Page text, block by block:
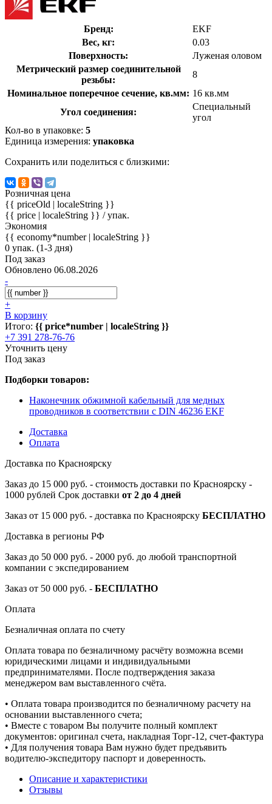
Бренд:
EKF
Вес, кг:
0.03
Поверхность:
Луженая оловом
Метрический размер соединительной
резьбы:
8
Номинальное поперечное сечение, кв.мм: 16 кв.мм
Угол соединения:
Специальный
угол
Кол-во в упаковке: 5
Единица измерения: упаковка
Сохранить или поделиться с близкими:
Розничная цена
{{ priceOld | localeString }}
{{ price | localeString }} / упак.
Экономия
{{ economy*number | localeString }}
0 упак. (1-3 дня)
Под заказ
Обновлено 06.08.2026
-
+
В корзину
Итого: {{ price*number | localeString }}
+7 391 278-76-76
Уточнить цену
Под заказ
Подборки товаров:
Наконечник обжимной кабельный для медных
проводников в соответствии с DIN 46236 EKF
Доставка
Оплата
Доставка по Красноярску
Заказ до 15 000 руб. - стоимость доставки по Красноярску -
1000 рублей Срок доставки от 2 до 4 дней
Заказ от 15 000 руб. - доставка по Красноярску БЕСПЛАТНО
Доставка в регионы РФ
Заказ до 50 000 руб. - 2000 руб. до любой транспортной
компании с экспедированием
Заказ от 50 000 руб. - БЕСПЛАТНО
Оплата
Безналичная оплата по счету
Оплата товара по безналичному расчёту возможна всеми
юридическими лицами и индивидуальными
предпринимателями. После подтверждения заказа
менеджером вам выставленного счёта.
• Оплата товара производится по безналичному расчету на
основании выставленного счета;
• Вместе с товаром Вы получите полный комплект
документов: оригинал счета, накладная Торг-12, счет-фактура
• Для получения товара Вам нужно будет предъявить
водителю-экспедитору паспорт и доверенность.
Описание и характеристики
Отзывы